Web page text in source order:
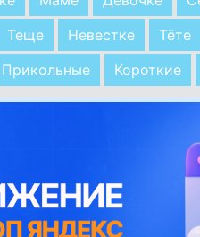
Теще Невестке
Тёте
Прикольные Короткие